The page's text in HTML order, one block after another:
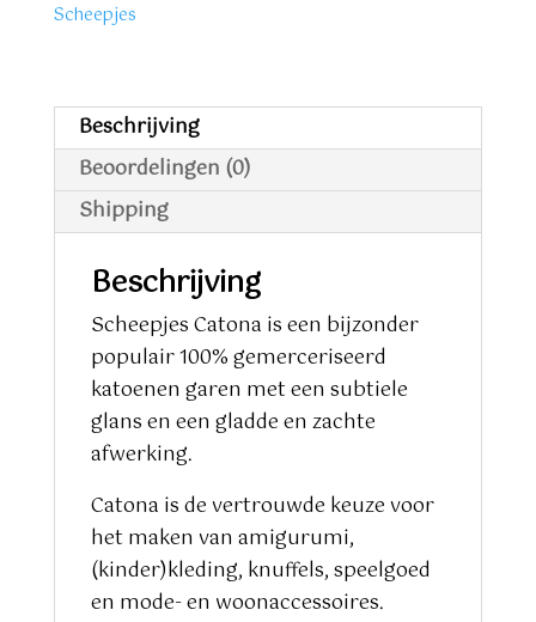
Scheepjes
Beschrijving
Beoordelingen (0)
Shipping
Beschrijving
Scheepjes Catona is een bijzonder
populair 100% gemerceriseerd
katoenen garen met een subtiele
glans en een gladde en zachte
afwerking.
Catona is de vertrouwde keuze voor
het maken van amigurumi,
(kinder)kleding, knuffels, speelgoed
en mode- en woonaccessoires.